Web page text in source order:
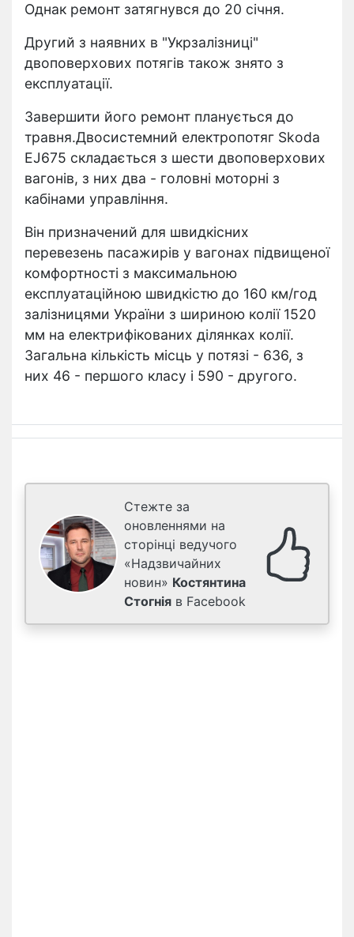
Однак ремонт затягнувся до 20 січня.
Другий з наявних в "Укрзалізниці"
двоповерхових потягів також знято з
експлуатації.
Завершити його ремонт планується до
травня.Двосистемний електропотяг Skoda
EJ675 складається з шести двоповерхових
вагонів, з них два - головні моторні з
кабінами управління.
Він призначений для швидкісних
перевезень пасажирів у вагонах підвищеної
комфортності з максимальною
експлуатаційною швидкістю до 160 км/год
залізницями України з шириною колії 1520
мм на електрифікованих ділянках колії.
Загальна кількість місць у потязі - 636, з
них 46 - першого класу і 590 - другого.
Стежте за
оновленнями на
сторінці ведучого
«Надзвичайних
новин» Костянтина
Стогнія в Facebook